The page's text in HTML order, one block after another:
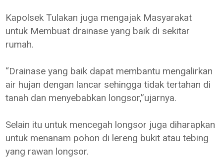
Kapolsek Tulakan juga mengajak Masyarakat
untuk Membuat drainase yang baik di sekitar
rumah.
“Drainase yang baik dapat membantu mengalirkan
air hujan dengan lancar sehingga tidak tertahan di
tanah dan menyebabkan longsor,”ujarnya.
Selain itu untuk mencegah longsor juga diharapkan
untuk menanam pohon di lereng bukit atau tebing
yang rawan longsor.